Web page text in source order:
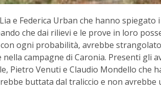
e Federica Urban che hanno spiegato
che dai rilievi e le prove in loro
ogni probabilità, avrebbe
campagne di Caronia. Presenti gli
Pietro Venuti e Claudio Mondello che
buttata dal traliccio e non avrebbe